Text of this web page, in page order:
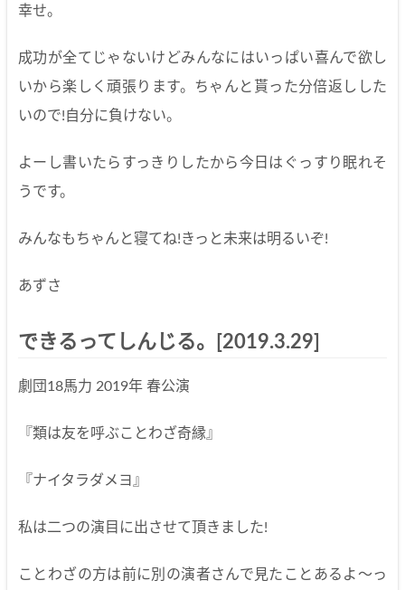
幸せ。
成功が全てじゃないけどみんなにはいっぱい喜んで欲し
いから楽しく頑張ります。ちゃんと貰った分倍返しした
いので!自分に負けない。
よーし書いたらすっきりしたから今日はぐっすり眠れそ
うです。
みんなもちゃんと寝てね!きっと未来は明るいぞ!
あずさ
できるってしんじる。[2019.3.29]
劇団18馬力 2019年 春公演
『類は友を呼ぶことわざ奇縁』
『ナイタラダメヨ』
私は二つの演目に出させて頂きました!
ことわざの方は前に別の演者さんで見たことあるよ〜っ